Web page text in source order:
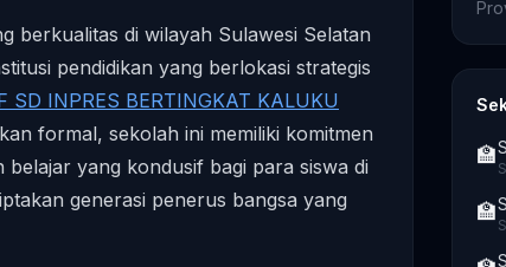
berkualitas di wilayah Sulawesi Selatan
pendidikan yang berlokasi strategis
SD INPRES BERTINGKAT KALUKU
formal, sekolah ini memiliki komitmen
belajar yang kondusif bagi para siswa di
generasi penerus bangsa yang
🏫
🏫